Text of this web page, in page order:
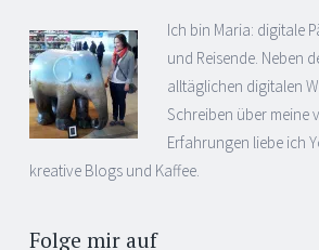
Ich bin Maria: digitale
und Reisende. Neben
alltäglichen digitalen
Schreiben über meine
Erfahrungen liebe ich
kreative Blogs und Kaffee.
Folge mir auf